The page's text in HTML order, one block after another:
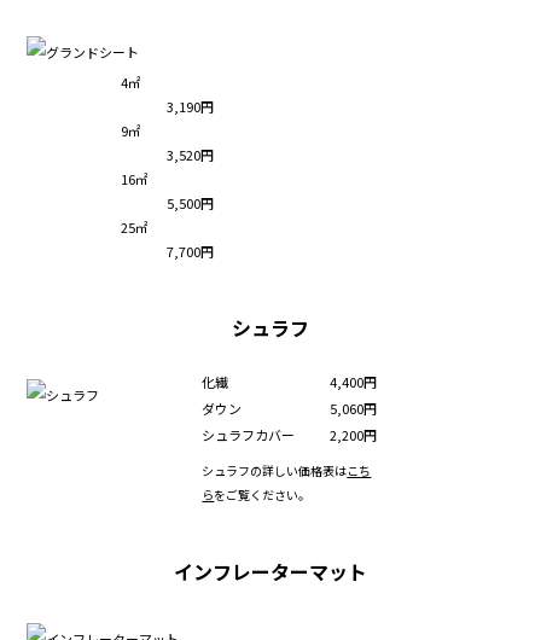
4㎡
3,190円
9㎡
3,520円
16㎡
5,500円
25㎡
7,700円
シュラフ
化繊
4,400円
ダウン
5,060円
シュラフカバー
2,200円
シュラフの詳しい価格表はこち
らをご覧ください。
インフレーターマット